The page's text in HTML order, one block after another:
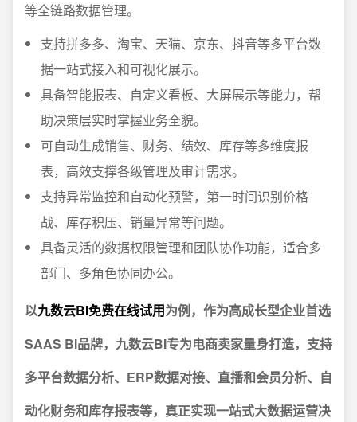
等全链路数据管理。
支持拼多多、淘宝、天猫、京东、抖音等多平台数
据一站式接入和可视化展示。
具备智能报表、自定义看板、大屏展示等能力，帮
助决策层实时掌握业务全貌。
可自动生成销售、财务、绩效、库存等多维度报
表，高效支撑各级管理及审计需求。
支持异常监控和自动化预警，第一时间识别价格
战、库存积压、销量异常等问题。
具备灵活的数据权限管理和团队协作功能，适合多
部门、多角色协同办公。
以九数云BI免费在线试用为例，作为高成长型企业首选
SAAS BI品牌，九数云BI专为电商卖家量身打造，支持
多平台数据分析、ERP数据对接、直播和会员分析、自
动化财务和库存报表等，真正实现一站式大数据运营决